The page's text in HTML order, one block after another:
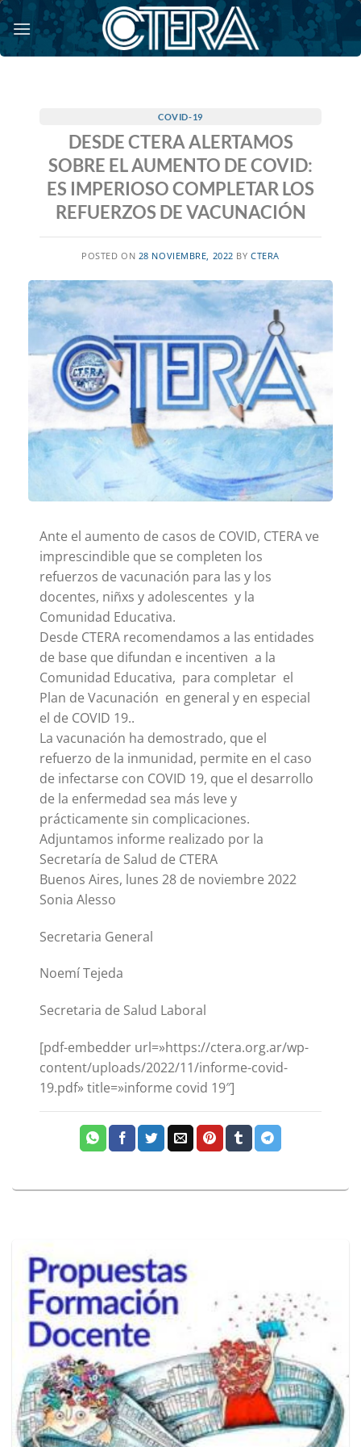
Saltar
al
contenido
COVID-19
DESDE CTERA ALERTAMOS
SOBRE EL AUMENTO DE COVID:
ES IMPERIOSO COMPLETAR LOS
REFUERZOS DE VACUNACIÓN
POSTED ON 28 NOVIEMBRE, 2022 BYCTERA
Ante el aumento de casos de COVID, CTERA ve
imprescindible que se completen los
refuerzos de vacunación para las y los
docentes, niñxs y adolescentes y la
Comunidad Educativa.
Desde CTERA recomendamos a las entidades
de base que difundan e incentiven a la
Comunidad Educativa, para completar el
Plan de Vacunación en general y en especial
el de COVID 19..
La vacunación ha demostrado, que el
refuerzo de la inmunidad, permite en el caso
de infectarse con COVID 19, que el desarrollo
de la enfermedad sea más leve y
prácticamente sin complicaciones.
Adjuntamos informe realizado por la
Secretaría de Salud de CTERA
Buenos Aires, lunes 28 de noviembre 2022
Sonia Alesso
Secretaria General
Noemí Tejeda
Secretaria de Salud Laboral
[pdf-embedder url=»https://ctera.org.ar/wp-
content/uploads/2022/11/informe-covid-
19.pdf» title=»informe covid 19″]